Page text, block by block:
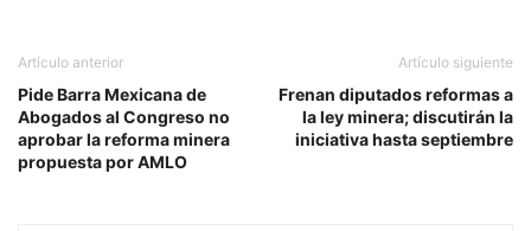
Artículo anterior
Pide Barra Mexicana de
Abogados al Congreso no
aprobar la reforma minera
propuesta por AMLO
Artículo siguiente
Frenan diputados reformas a
la ley minera; discutirán la
iniciativa hasta septiembre